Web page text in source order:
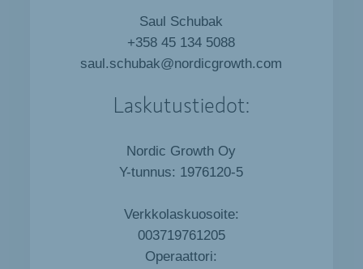
Saul Schubak
+358 45 134 5088
saul.schubak@nordicgrowth.com
Laskutustiedot:
Nordic Growth Oy
Y-tunnus: 1976120-5
Verkkolaskuosoite:
003719761205
Operaattori: